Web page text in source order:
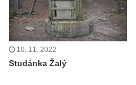
10. 11. 2022
Studánka Žalý